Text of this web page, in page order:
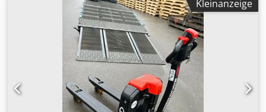
5223263 Csdpfx Aaozp Ugho Djrf Der Toyota SWE160L aus
der BT Staxio W-Serie ist ein leistungsstarker elektrischer
Hochhubwagen, der speziell für den Einsatz auf unebenen
Böden und Rampen konzipiert wurde. Mit einer
Tragfähigkeit von 1.600 kg und einer Hubhöhe von bis zu
4,15 m ist er die ideale Lösung für ...
Kleinanzeige